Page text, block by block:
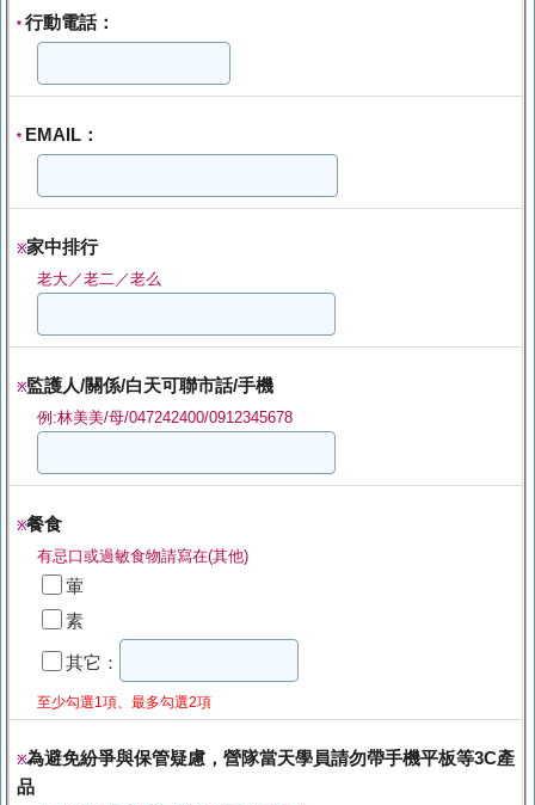
* 行動電話：
* EMAIL：
※家中排行
老大／老二／老么
※監護人/關係/白天可聯市話/手機
例:林美美/母/047242400/0912345678
※餐食
有忌口或過敏食物請寫在(其他)
葷
素
其它：
至少勾選1項、最多勾選2項
※為避免紛爭與保管疑慮，營隊當天學員請勿帶手機平板等3C產
品